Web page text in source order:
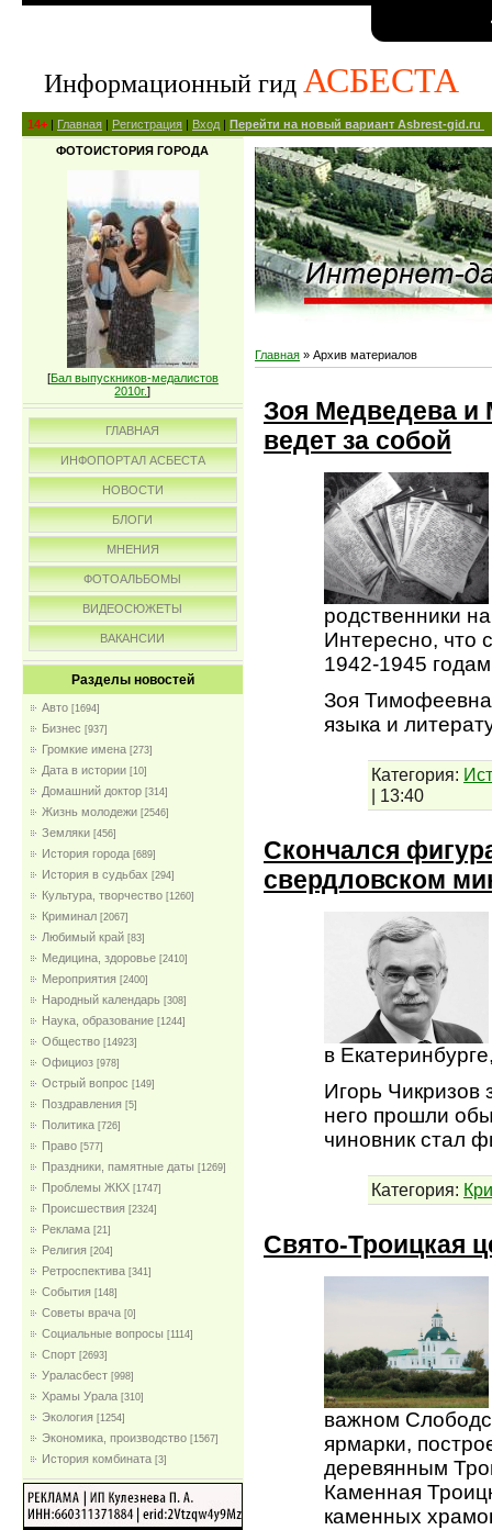
Информационный гид АСБЕСТА
14+ | Главная | Регистрация | Вход | Перейти на новый вариант Asbrest-gid.ru
ФОТОИСТОРИЯ ГОРОДА
[Бал выпускников-медалистов
2010г.]
ГЛАВНАЯ
ИНФОПОРТАЛ АСБЕСТА
НОВОСТИ
БЛОГИ
МНЕНИЯ
ФОТОАЛЬБОМЫ
ВИДЕОСЮЖЕТЫ
ВАКАНСИИ
Разделы новостей
Авто [1694]
Бизнес [937]
Громкие имена [273]
Дата в истории [10]
Домашний доктор [314]
Жизнь молодежи [2546]
Земляки [456]
История города [689]
История в судьбах [294]
Культура, творчество [1260]
Криминал [2067]
Любимый край [83]
Медицина, здоровье [2410]
Мероприятия [2400]
Народный календарь [308]
Наука, образование [1244]
Общество [14923]
Официоз [978]
Острый вопрос [149]
Поздравления [5]
Политика [726]
Право [577]
Праздники, памятные даты [1269]
Проблемы ЖКХ [1747]
Проиcшествия [2324]
Реклама [21]
Религия [204]
Ретроспектива [341]
События [148]
Советы врача [0]
Социальные вопросы [1114]
Спорт [2693]
Ураласбест [998]
Храмы Урала [310]
Экология [1254]
Экономика, производство [1567]
История комбината [3]
Главная » Архив материалов
Зоя Медведева и
ведет за собой
родственники
Интересно, что
1942-1945
Зоя Тимофеевна
языка и
Категория:
| 13:40
Скончался
свердловском
в
Игорь Чикризов
него прошли
чиновник стал
Категория:
Свято-Троицкая
важном
ярмарки,
деревянным
Каменная
каменных